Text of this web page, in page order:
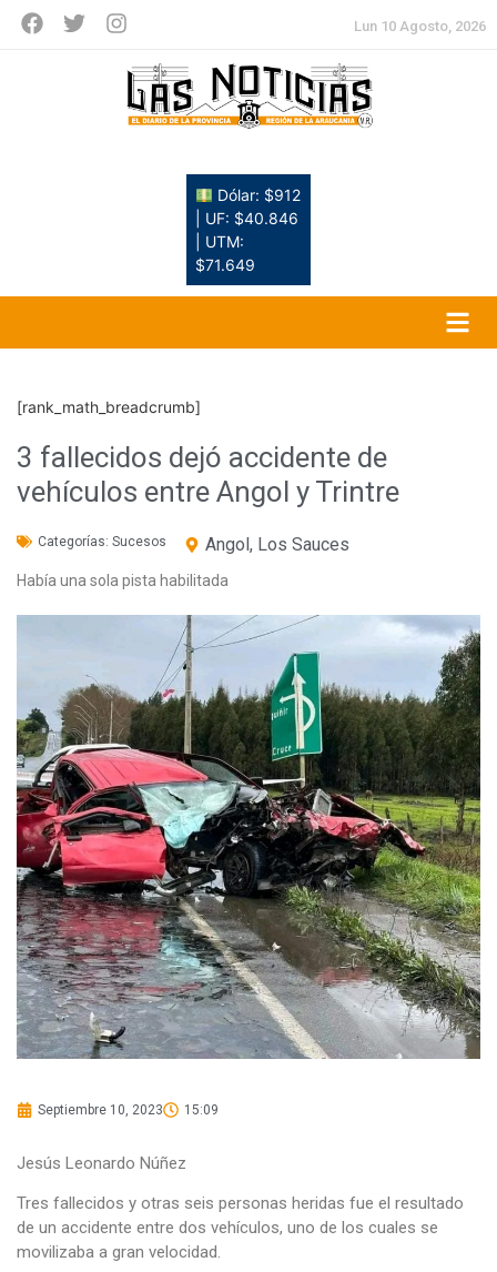
Lun 10 Agosto, 2026
Dólar: $912
| UF: $40.846
| UTM:
$71.649
[rank_math_breadcrumb]
3 fallecidos dejó accidente de
vehículos entre Angol y Trintre
Categorías: Sucesos Angol, Los Sauces
Había una sola pista habilitada
Septiembre 10, 2023 15:09
Jesús Leonardo Núñez
Tres fallecidos y otras seis personas heridas fue el resultado
de un accidente entre dos vehículos, uno de los cuales se
movilizaba a gran velocidad.